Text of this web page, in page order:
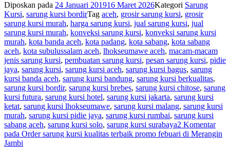
Diposkan pada 24 Januari 201916 Maret 2026Kategori Sarung
Kursi, sarung kursi bordirTag aceh, grosir sarung kursi, grosir
sarung kursi murah, harga sarung kursi, jual sarung kursi, jual
sarung kursi murah, konveksi sarung kursi, konveksi sarung kursi
murah, kota banda aceh, kota padang, kota sabang, kota sabang
aceh, kota subulussalam aceh, lhokseumawe aceh, macam-macam
jenis sarung kursi, pembuatan sarung kursi, pesan sarung kursi, pidie
jaya, sarung kursi, sarung kursi aceh, sarung kursi bagus, sarung
kursi banda aceh, sarung kursi bandung, sarung kursi berkualitas,
sarung kursi bordir, sarung kursi brebes, sarung kursi chitose, sarung
kursi futura, sarung kursi hotel, sarung kursi jakarta, sarung kursi
ketat, sarung kursi lhokseumawe, sarung kursi malang, sarung kursi
murah, sarung kursi pidie jaya, sarung kursi rumbai, sarung kursi
sabang aceh, sarung kursi solo, sarung kursi surabaya2 Komentar
pada Order sarung kursi kualitas terbaik promo febuari di Merangin
Jambi